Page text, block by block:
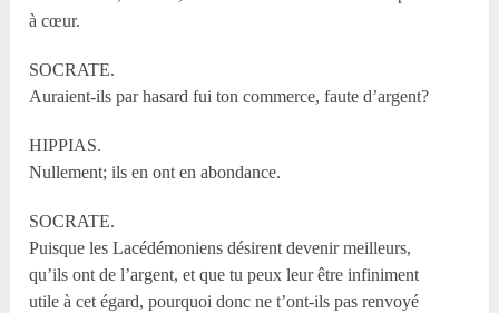
à cœur.
SOCRATE.
Auraient-ils par hasard fui ton commerce, faute d’argent?
HIPPIAS.
Nullement; ils en ont en abondance.
SOCRATE.
Puisque les Lacédémoniens désirent devenir meilleurs,
qu’ils ont de l’argent, et que tu peux leur être infiniment
utile à cet égard, pourquoi donc ne t’ont-ils pas renvoyé